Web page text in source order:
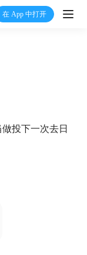
在 App 中打开
打
投下一次去日